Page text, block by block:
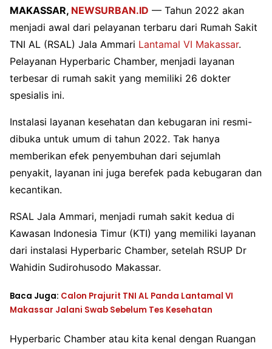
MAKASSAR, NEWSURBAN.ID — Tahun 2022 akan
menjadi awal dari pelayanan terbaru dari Rumah Sakit
TNI AL (RSAL) Jala Ammari Lantamal VI Makassar.
Pelayanan Hyperbaric Chamber, menjadi layanan
terbesar di rumah sakit yang memiliki 26 dokter
spesialis ini.
Instalasi layanan kesehatan dan kebugaran ini resmi-
dibuka untuk umum di tahun 2022. Tak hanya
memberikan efek penyembuhan dari sejumlah
penyakit, layanan ini juga berefek pada kebugaran dan
kecantikan.
RSAL Jala Ammari, menjadi rumah sakit kedua di
Kawasan Indonesia Timur (KTI) yang memiliki layanan
dari instalasi Hyperbaric Chamber, setelah RSUP Dr
Wahidin Sudirohusodo Makassar.
Baca Juga: Calon Prajurit TNI AL Panda Lantamal VI
Makassar Jalani Swab Sebelum Tes Kesehatan
Hyperbaric Chamber atau kita kenal dengan Ruangan